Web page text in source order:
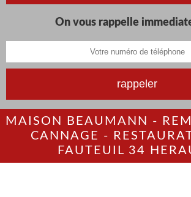
On vous rappelle
MAISON BEAUMANN -
CANNAGE -
FAUTEUIL 34